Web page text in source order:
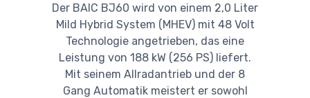
Der BAIC BJ60 wird von einem 2,0 Liter
Mild Hybrid System (MHEV) mit 48 Volt
Technologie angetrieben, das eine
Leistung von 188 kW (256 PS) liefert.
Mit seinem Allradantrieb und der 8
Gang Automatik meistert er sowohl